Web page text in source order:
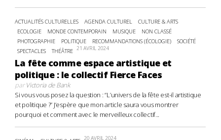
ACTUALITÉS CULTURELLES AGENDA CULTUREL
CULTURE & ARTS
ECOLOGIE
MONDE CONTEMPORAIN MUSIQUE
NON CLASSÉ
PHOTOGRAPHIE
POLITIQUE RECOMMANDATIONS (ÉCOLOGIE)
SOCIÉTÉ
SPECTACLES
THÉÂTRE 21 AVRIL 2024
La fête comme espace artistique et
politique : le collectif Fierce Faces
parVictoria de Bank
Si vous vous posez la question : “L’univers de la fête est-il artistique
et politique ?” J’espère que mon article saura vous montrer
pourquoi et comment avec le merveilleux collectif...
20 AVRIL 2024